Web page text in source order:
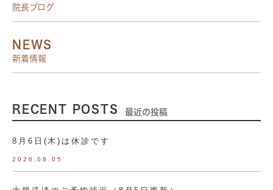
院長ブログ
NEWS
新着情報
RECENT POSTS 最近の投稿
8月6日(木)は休診です
2026.08.05